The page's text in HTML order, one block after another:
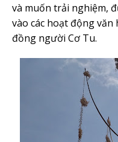
và muốn trải nghiệm,
vào các hoạt động văn
đồng người Cơ Tu.